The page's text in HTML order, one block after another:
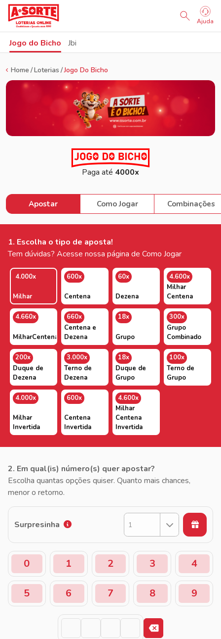
Ajuda
Jogo do Bicho Jbi
Home Loterias Jogo Do Bicho
Paga até 4000x
Apostar Como Jogar Combinações
1. Escolha o tipo de aposta!
Tem dúvidas? Acesse nossa página de Como Jogar
4.000x
Milhar
600x
Centena
60x
Dezena
4.600x
Milhar
Centena
4.660x
MilharCentenaDezena
660x
Centena e
Dezena
18x
Grupo
300x
Grupo
Combinado
200x
Duque de
Dezena
3.000x
Terno de
Dezena
18x
Duque de
Grupo
100x
Terno de
Grupo
4.000x
Milhar
Invertida
600x
Centena
Invertida
4.600x
Milhar
Centena
Invertida
2. Em qual(is) número(s) quer apostar?
Escolha quantas opções quiser. Quanto mais chances,
menor o retorno.
Surpresinha 1
0 1 2 3 4
5 6 7 8 9